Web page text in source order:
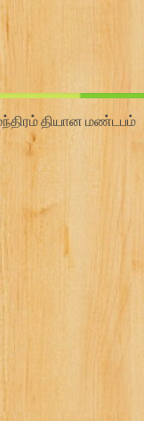
தியான மண்டபம்